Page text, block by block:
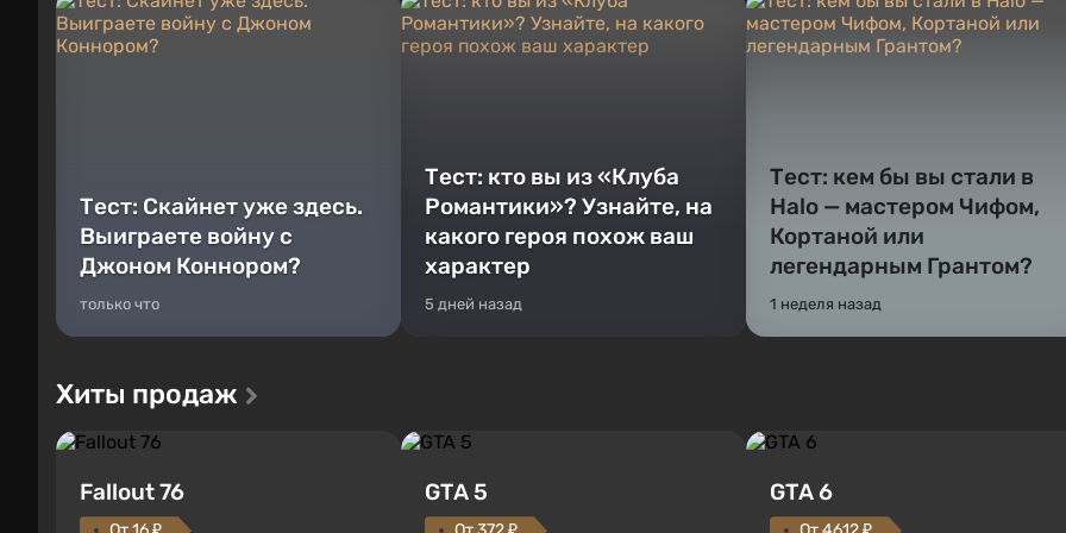
Тест: Скайнет уже здесь.
Выиграете войну с
Джоном Коннором?
только что
Тест: кто вы из «Клуба
Романтики»? Узнайте, на
какого героя похож ваш
характер
5 дней назад
Тест: кем бы вы стали в
Halo — мастером Чифом,
Кортаной или
легендарным Грантом?
1 неделя назад
Хиты продаж
Fallout 76 GTA 5 GTA 6